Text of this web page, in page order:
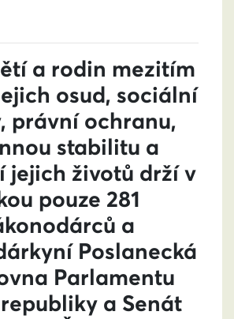
a rodin mezitím
osud, sociální
právní ochranu,
stabilitu a
jejich životů drží v
pouze 281
a
Poslanecká
Parlamentu
a Senát